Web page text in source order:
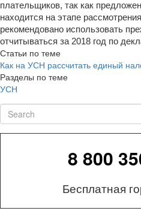
плательщиков, так как
находится на этапе
рекомендовано использовать
отчитываться за 2018 год по
Статьи по теме
Как на УСН рассчитать единый
Разделы по теме
УСН
Search
8 800
Бесплатная